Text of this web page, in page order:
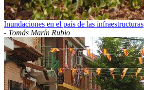
Inundaciones en el país de las infraestructuras
- Tomás Marín Rubio